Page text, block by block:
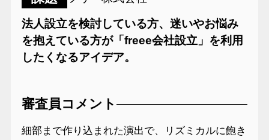
法人設立を検討している方、迷いやお悩み
を抱えている方が「freee会社設立」を利用
したくなるアイデア。
審査員コメント
細部まで作り込まれた演出で、リズミカルに飽き